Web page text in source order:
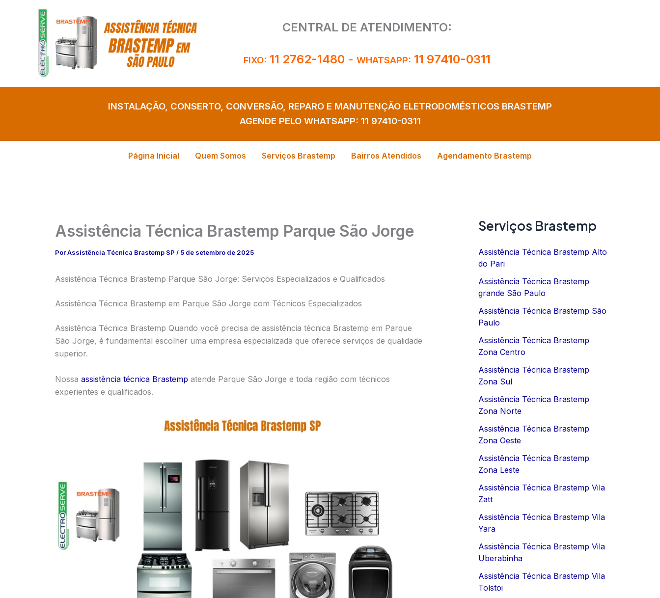
CENTRAL DE ATENDIMENTO:
FIXO: 11 2762-1480 - WHATSAPP: 11 97410-0311
INSTALAÇÃO, CONSERTO, CONVERSÃO, REPARO E MANUTENÇÃO ELETRODOMÉSTICOS BRASTEMP
AGENDE PELO WHATSAPP: 11 97410-0311
Página Inicial Quem Somos Serviços Brastemp Bairros Atendidos Agendamento Brastemp
Assistência Técnica Brastemp Parque São Jorge
PorAssistência Técnica Brastemp SP / 5 de setembro de 2025
Assistência Técnica Brastemp Parque São Jorge: Serviços Especializados e Qualificados
Assistência Técnica Brastemp em Parque São Jorge com Técnicos Especializados
Assistência Técnica Brastemp Quando você precisa de assistência técnica Brastemp em Parque
São Jorge, é fundamental escolher uma empresa especializada que oferece serviços de qualidade
superior.
Nossa assistência técnica Brastemp atende Parque São Jorge e toda região com técnicos
experientes e qualificados.
Serviços Brastemp
Assistência Técnica Brastemp Alto
do Pari
Assistência Técnica Brastemp
grande São Paulo
Assistência Técnica Brastemp São
Paulo
Assistência Técnica Brastemp
Zona Centro
Assistência Técnica Brastemp
Zona Sul
Assistência Técnica Brastemp
Zona Norte
Assistência Técnica Brastemp
Zona Oeste
Assistência Técnica Brastemp
Zona Leste
Assistência Técnica Brastemp Vila
Zatt
Assistência Técnica Brastemp Vila
Yara
Assistência Técnica Brastemp Vila
Uberabinha
Assistência Técnica Brastemp Vila
Tolstoi